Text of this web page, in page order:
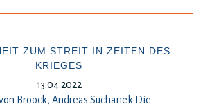
ZUM STREIT IN ZEITEN DES
KRIEGES
13.04.2022
Broock, Andreas Suchanek Die